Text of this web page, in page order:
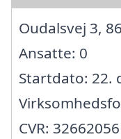
Oudalsvej 3,
Ansatte: 0
Startdato: 22.
CVR: 32662056